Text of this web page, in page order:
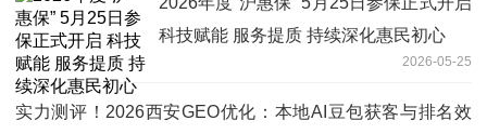
科技赋能 服务提质 持续深化惠民初心
2026-05-25
实力测评！2026西安GEO优化：本地AI豆包获客与排名效